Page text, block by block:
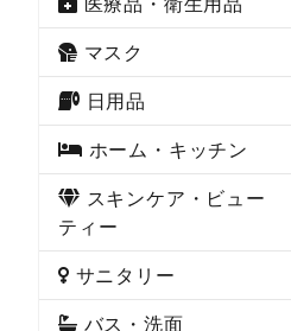
マスク
日用品
ホーム・キッチン
スキンケア・ビュー
ティー
サニタリー
バス・洗面